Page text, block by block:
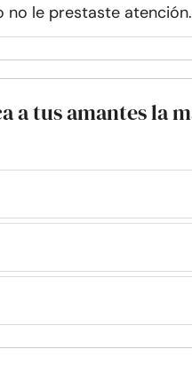
no le prestaste atención.
a tus amantes la